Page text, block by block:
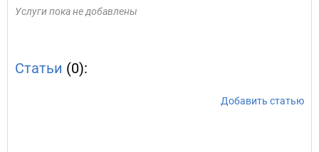
Услуги пока не добавлены
Статьи (0):
Добавить статью